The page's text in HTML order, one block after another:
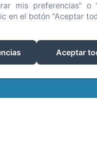
Información sobre
mis preferencias" o
en el botón "Aceptar
Aceptar